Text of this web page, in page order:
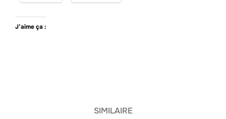
J’aime ça :
SIMILAIRE